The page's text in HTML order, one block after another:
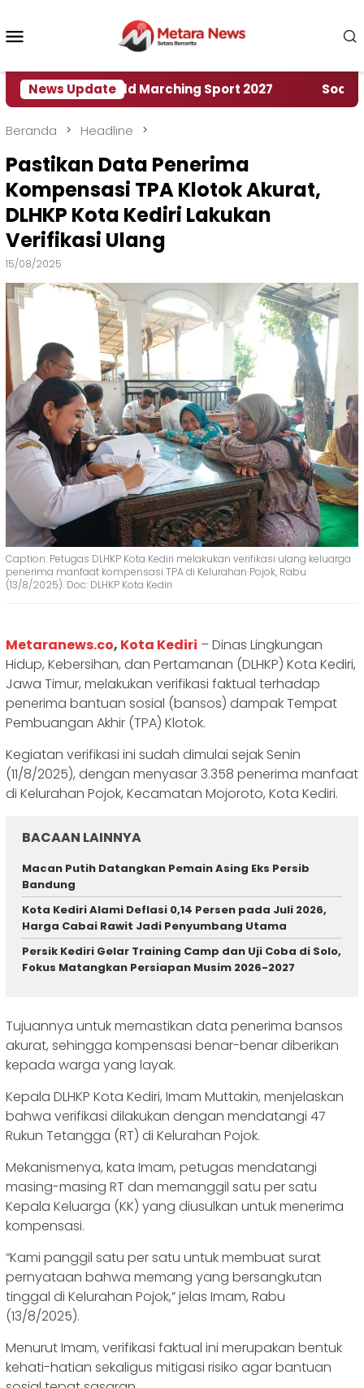
konten
News Update
World Marching Sport 2027 ‎Soal Rencana
Beranda Headline
Pastikan Data Penerima
Kompensasi TPA Klotok Akurat,
DLHKP Kota Kediri Lakukan
Verifikasi Ulang
15/08/2025
Caption: Petugas DLHKP Kota Kediri melakukan verifikasi ulang keluarga
penerima manfaat kompensasi TPA di Kelurahan Pojok, Rabu
(13/8/2025). Doc: DLHKP Kota Kediri
Metaranews.co, Kota Kediri – Dinas Lingkungan
Hidup, Kebersihan, dan Pertamanan (DLHKP) Kota Kediri,
Jawa Timur, melakukan verifikasi faktual terhadap
penerima bantuan sosial (bansos) dampak Tempat
Pembuangan Akhir (TPA) Klotok.
Kegiatan verifikasi ini sudah dimulai sejak Senin
(11/8/2025), dengan menyasar 3.358 penerima manfaat
di Kelurahan Pojok, Kecamatan Mojoroto, Kota Kediri.
BACAAN LAINNYA
Macan Putih Datangkan Pemain Asing Eks Persib
Bandung
Kota Kediri Alami Deflasi 0,14 Persen pada Juli 2026,
Harga Cabai Rawit Jadi Penyumbang Utama
Persik Kediri Gelar Training Camp dan Uji Coba di Solo,
Fokus Matangkan Persiapan Musim 2026-2027
Tujuannya untuk memastikan data penerima bansos
akurat, sehingga kompensasi benar-benar diberikan
kepada warga yang layak.
Kepala DLHKP Kota Kediri, Imam Muttakin, menjelaskan
bahwa verifikasi dilakukan dengan mendatangi 47
Rukun Tetangga (RT) di Kelurahan Pojok.
Mekanismenya, kata Imam, petugas mendatangi
masing-masing RT dan memanggil satu per satu
Kepala Keluarga (KK) yang diusulkan untuk menerima
kompensasi.
“Kami panggil satu per satu untuk membuat surat
pernyataan bahwa memang yang bersangkutan
tinggal di Kelurahan Pojok,” jelas Imam, Rabu
(13/8/2025).
Menurut Imam, verifikasi faktual ini merupakan bentuk
kehati-hatian sekaligus mitigasi risiko agar bantuan